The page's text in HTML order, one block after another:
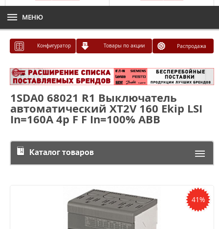
МЕНЮ
Конфигуратор Товары по акции Распродажа
1SDA0 68021 R1 Выключатель
автоматический XT2V 160 Ekip LSI
In=160A 4p F F In=100% ABB
Каталог товаров
41%